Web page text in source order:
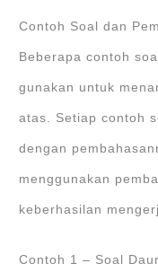
Contoh Soal dan
Beberapa contoh
gunakan untuk
atas. Setiap contoh
dengan
menggunakan
keberhasilan
Contoh 1 – Soal